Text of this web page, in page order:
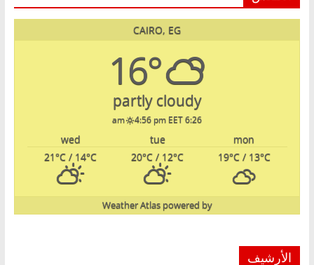
CAIRO, EG
16°
partly cloudy
6:26 am
4:56 pm EET
mon
tue
wed
19°C/ 13°C
20°C / 12°C
21°C / 14°C
powered by
Weather Atlas
الأرشيف